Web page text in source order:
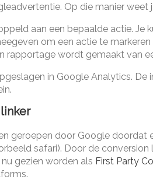
Op die manier
aan een bepaalde actie.
om een actie te
rapportage wordt gemaakt van
in Google Analytics.
geroepen door Google doordat
safari). Door de
gezien worden als First Party